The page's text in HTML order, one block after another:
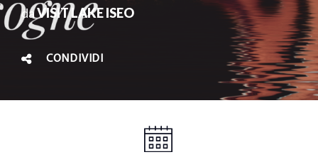
daVISIT LAKE ISEO
CONDIVIDI